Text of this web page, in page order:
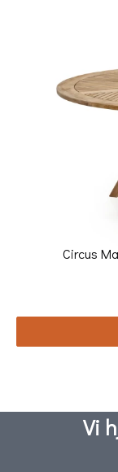
Circus
Vi